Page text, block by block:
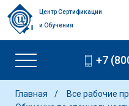
Центр Сертификации
и Обучения
+7
Главная
Все рабочие